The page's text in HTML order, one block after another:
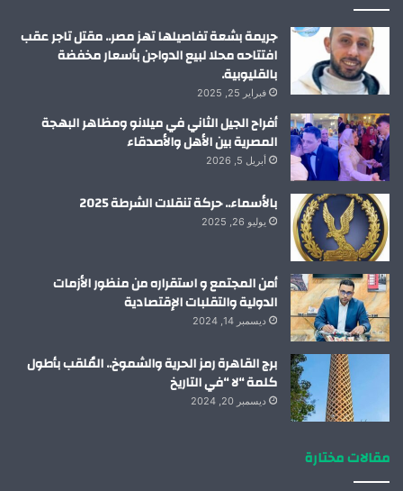
م
جريمة بشعة تفاصيلها تهز مصر.. مقتل تاجر عقب
افتتاحه محلا لبيع الدواجن بأسعار مخفضة
بالقليوبية.
فبراير 25, 2025
أفراح الجيل الثاني في ميلانو ومظاهر البهجة
المصرية بين الأهل والأصدقاء
أبريل 5, 2026
بالأسماء.. حركة تنقلات الشرطة 2025
يوليو 26, 2025
أمن المجتمع و استقراره من منظور الأزمات
الدولية والتقلبات الإقتصادية
ديسمبر 14, 2024
برج القاهرة رمز الحرية والشموخ.. المُلقب بأطول
كلمة “لا “في التاريخ
ديسمبر 20, 2024
مقالات مختارة